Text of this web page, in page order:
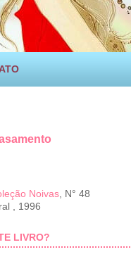
Noivas , N° 48
1996
LIVRO?